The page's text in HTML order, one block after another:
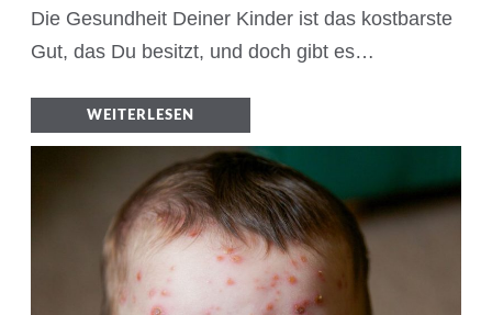
Die Gesundheit Deiner Kinder ist das kostbarste
Gut, das Du besitzt, und doch gibt es…
WEITERLESEN